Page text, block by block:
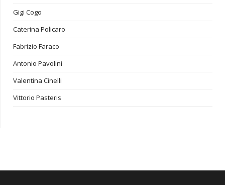
Gigi Cogo
Caterina Policaro
Fabrizio Faraco
Antonio Pavolini
Valentina Cinelli
Vittorio Pasteris